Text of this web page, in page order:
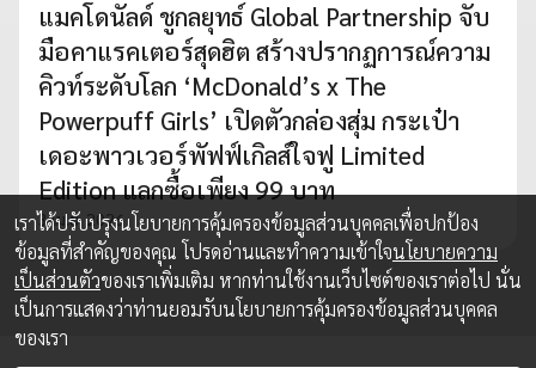
แมคโดนัลด์ ชูกลยุทธ์ Global Partnership จับ
มือคาแรคเตอร์สุดฮิต สร้างปรากฏการณ์ความ
คิวท์ระดับโลก ‘McDonald’s x The
Powerpuff Girls’ เปิดตัวกล่องสุ่ม กระเป๋า
เดอะพาวเวอร์พัฟฟ์เกิลส์ใจฟู Limited
Edition แลกซื้อเพียง 99 บาท
3 เม.ย. 2026
เราได้ปรับปรุงนโยบายการคุ้มครองข้อมูลส่วนบุคคลเพื่อปกป้อง
ข้อมูลที่สำคัญของคุณ โปรดอ่านและทำความเข้าใจนโยบายความ
เป็นส่วนตัวของเราเพิ่มเติม หากท่านใช้งานเว็บไซต์ของเราต่อไป นั่น
เป็นการแสดงว่าท่านยอมรับนโยบายการคุ้มครองข้อมูลส่วนบุคคล
ของเรา